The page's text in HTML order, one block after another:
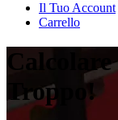
Il Tuo Account
Carrello
Troppo!